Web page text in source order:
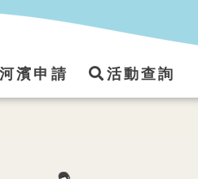
河濱申請 活動查詢